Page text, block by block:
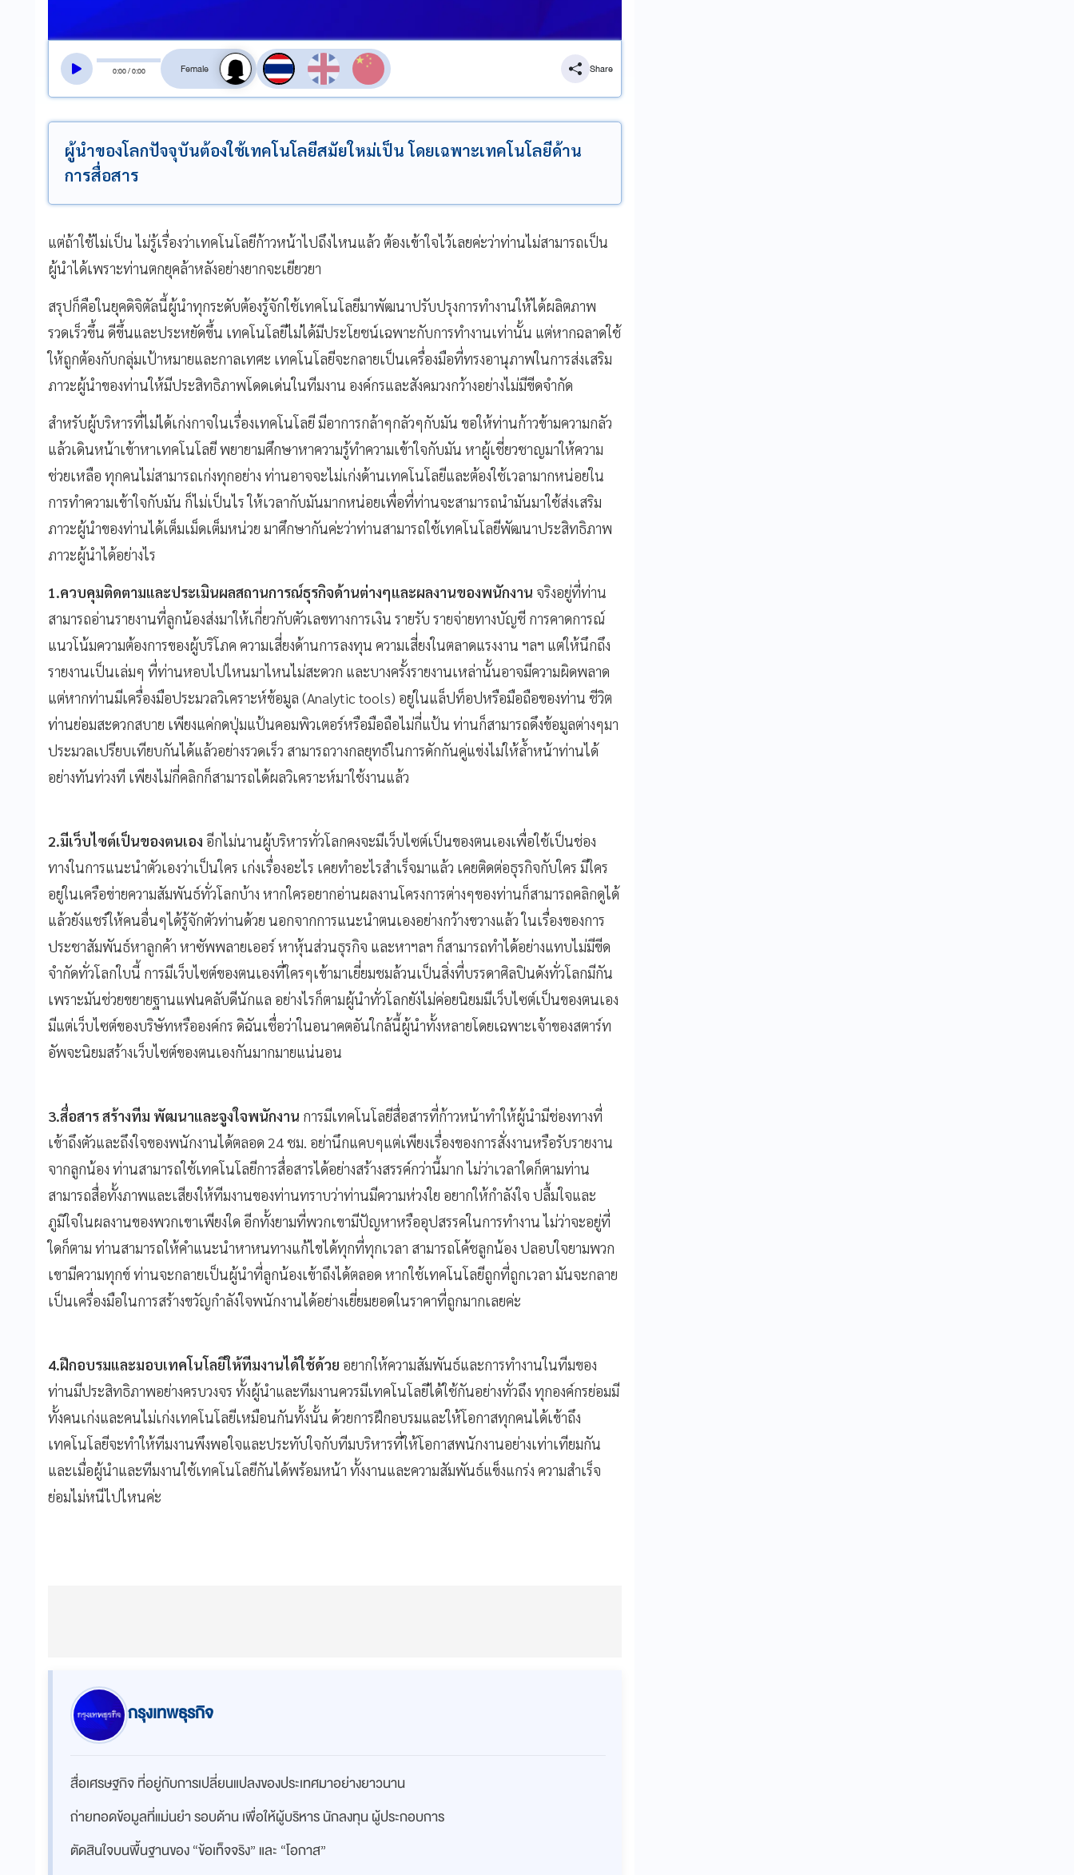
0:00/0:00
สลับเสียงอ่าน
Share
ผู้นำของโลกปัจจุบันต้องใช้เทคโนโลยีสมัยใหม่เป็น โดยเฉพาะเทคโนโลยีด้าน
การสื่อสาร
แต่ถ้าใช้ไม่เป็น ไม่รู้เรื่องว่าเทคโนโลยีก้าวหน้าไปถึงไหนแล้ว ต้องเข้าใจไว้เลยค่ะว่าท่านไม่สามารถเป็น
ผู้นำได้เพราะท่านตกยุคล้าหลังอย่างยากจะเยียวยา
สรุปก็คือในยุคดิจิตัลนี้ผู้นำทุกระดับต้องรู้จักใช้เทคโนโลยีมาพัฒนาปรับปรุงการทำงานให้ได้ผลิตภาพ
รวดเร็วขึ้น ดีขึ้นและประหยัดขึ้น เทคโนโลยีไม่ได้มีประโยชน์เฉพาะกับการทำงานเท่านั้น แต่หากฉลาดใช้
ให้ถูกต้องกับกลุ่มเป้าหมายและกาลเทศะ เทคโนโลยีจะกลายเป็นเครื่องมือที่ทรงอานุภาพในการส่งเสริม
ภาวะผู้นำของท่านให้มีประสิทธิภาพโดดเด่นในทีมงาน องค์กรและสังคมวงกว้างอย่างไม่มีขีดจำกัด
สำหรับผู้บริหารที่ไม่ได้เก่งกาจในเรื่องเทคโนโลยี มีอาการกล้าๆกลัวๆกับมัน ขอให้ท่านก้าวข้ามความกลัว
แล้วเดินหน้าเข้าหาเทคโนโลยี พยายามศึกษาหาความรู้ทำความเข้าใจกับมัน หาผู้เชี่ยวชาญมาให้ความ
ช่วยเหลือ ทุกคนไม่สามารถเก่งทุกอย่าง ท่านอาจจะไม่เก่งด้านเทคโนโลยีและต้องใช้เวลามากหน่อยใน
การทำความเข้าใจกับมัน ก็ไม่เป็นไร ให้เวลากับมันมากหน่อยเพื่อที่ท่านจะสามารถนำมันมาใช้ส่งเสริม
ภาวะผู้นำของท่านได้เต็มเม็ดเต็มหน่วย มาศึกษากันค่ะว่าท่านสามารถใช้เทคโนโลยีพัฒนาประสิทธิภาพ
ภาวะผู้นำได้อย่างไร
1.ควบคุมติดตามและประเมินผลสถานการณ์ธุรกิจด้านต่างๆและผลงานของพนักงาน จริงอยู่ที่ท่าน
สามารถอ่านรายงานที่ลูกน้องส่งมาให้เกี่ยวกับตัวเลขทางการเงิน รายรับ รายจ่ายทางบัญชี การคาดการณ์
แนวโน้มความต้องการของผู้บริโภค ความเสี่ยงด้านการลงทุน ความเสี่ยงในตลาดแรงงาน ฯลฯ แต่ให้นึกถึง
รายงานเป็นเล่มๆ ที่ท่านหอบไปไหนมาไหนไม่สะดวก และบางครั้งรายงานเหล่านั้นอาจมีความผิดพลาด
แต่หากท่านมีเครื่องมือประมวลวิเคราะห์ข้อมูล (Analytic tools) อยู่ในแล็ปท็อปหรือมือถือของท่าน ชีวิต
ท่านย่อมสะดวกสบาย เพียงแค่กดปุ่มแป้นคอมพิวเตอร์หรือมือถือไม่กี่แป้น ท่านก็สามารถดึงข้อมูลต่างๆมา
ประมวลเปรียบเทียบกันได้แล้วอย่างรวดเร็ว สามารถวางกลยุทธ์ในการดักกันคู่แข่งไม่ให้ล้ำหน้าท่านได้
อย่างทันท่วงที เพียงไม่กี่คลิกก็สามารถได้ผลวิเคราะห์มาใช้งานแล้ว
2.มีเว็บไซต์เป็นของตนเอง อีกไม่นานผู้บริหารทั่วโลกคงจะมีเว็บไซต์เป็นของตนเองเพื่อใช้เป็นช่อง
ทางในการแนะนำตัวเองว่าเป็นใคร เก่งเรื่องอะไร เคยทำอะไรสำเร็จมาแล้ว เคยติดต่อธุรกิจกับใคร มีใคร
อยู่ในเครือข่ายความสัมพันธ์ทั่วโลกบ้าง หากใครอยากอ่านผลงานโครงการต่างๆของท่านก็สามารถคลิกดูได้
แล้วยังแชร์ให้คนอื่นๆได้รู้จักตัวท่านด้วย นอกจากการแนะนำตนเองอย่างกว้างขวางแล้ว ในเรื่องของการ
ประชาสัมพันธ์หาลูกค้า หาซัพพลายเออร์ หาหุ้นส่วนธุรกิจ และหาฯลฯ ก็สามารถทำได้อย่างแทบไม่มีขีด
จำกัดทั่วโลกใบนี้ การมีเว็บไซต์ของตนเองที่ใครๆเข้ามาเยี่ยมชมล้วนเป็นสิ่งที่บรรดาศิลปินดังทั่วโลกมีกัน
เพราะมันช่วยขยายฐานแฟนคลับดีนักแล อย่างไรก็ตามผู้นำทั่วโลกยังไม่ค่อยนิยมมีเว็บไซต์เป็นของตนเอง
มีแต่เว็บไซต์ของบริษัทหรือองค์กร ดิฉันเชื่อว่าในอนาคตอันใกล้นี้ผู้นำทั้งหลายโดยเฉพาะเจ้าของสตาร์ท
อัพจะนิยมสร้างเว็บไซต์ของตนเองกันมากมายแน่นอน
3.สื่อสาร สร้างทีม พัฒนาและจูงใจพนักงาน การมีเทคโนโลยีสื่อสารที่ก้าวหน้าทำให้ผู้นำมีช่องทางที่
เข้าถึงตัวและถึงใจของพนักงานได้ตลอด 24 ชม. อย่านึกแคบๆแต่เพียงเรื่องของการสั่งงานหรือรับรายงาน
จากลูกน้อง ท่านสามารถใช้เทคโนโลยีการสื่อสารได้อย่างสร้างสรรค์กว่านี้มาก ไม่ว่าเวลาใดก็ตามท่าน
สามารถสื่อทั้งภาพและเสียงให้ทีมงานของท่านทราบว่าท่านมีความห่วงใย อยากให้กำลังใจ ปลื้มใจและ
ภูมิใจในผลงานของพวกเขาเพียงใด อีกทั้งยามที่พวกเขามีปัญหาหรืออุปสรรคในการทำงาน ไม่ว่าจะอยู่ที่
ใดก็ตาม ท่านสามารถให้คำแนะนำหาหนทางแก้ไขได้ทุกที่ทุกเวลา สามารถโค้ชลูกน้อง ปลอบใจยามพวก
เขามีความทุกข์ ท่านจะกลายเป็นผู้นำที่ลูกน้องเข้าถึงได้ตลอด หากใช้เทคโนโลยีถูกที่ถูกเวลา มันจะกลาย
เป็นเครื่องมือในการสร้างขวัญกำลังใจพนักงานได้อย่างเยี่ยมยอดในราคาที่ถูกมากเลยค่ะ
4.ฝึกอบรมและมอบเทคโนโลยีให้ทีมงานได้ใช้ด้วย อยากให้ความสัมพันธ์และการทำงานในทีมของ
ท่านมีประสิทธิภาพอย่างครบวงจร ทั้งผู้นำและทีมงานควรมีเทคโนโลยีได้ใช้กันอย่างทั่วถึง ทุกองค์กรย่อมมี
ทั้งคนเก่งและคนไม่เก่งเทคโนโลยีเหมือนกันทั้งนั้น ด้วยการฝึกอบรมและให้โอกาสทุกคนได้เข้าถึง
เทคโนโลยีจะทำให้ทีมงานพึงพอใจและประทับใจกับทีมบริหารที่ให้โอกาสพนักงานอย่างเท่าเทียมกัน
และเมื่อผู้นำและทีมงานใช้เทคโนโลยีกันได้พร้อมหน้า ทั้งงานและความสัมพันธ์แข็งแกร่ง ความสำเร็จ
ย่อมไม่หนีไปไหนค่ะ
กรุงเทพธุรกิจ
สื่อเศรษฐกิจ ที่อยู่กับการเปลี่ยนแปลงของประเทศมาอย่างยาวนาน
ถ่ายทอดข้อมูลที่แม่นยำ รอบด้าน เพื่อให้ผู้บริหาร นักลงทุน ผู้ประกอบการ
ตัดสินใจบนพื้นฐานของ “ข้อเท็จจริง” และ “โอกาส”